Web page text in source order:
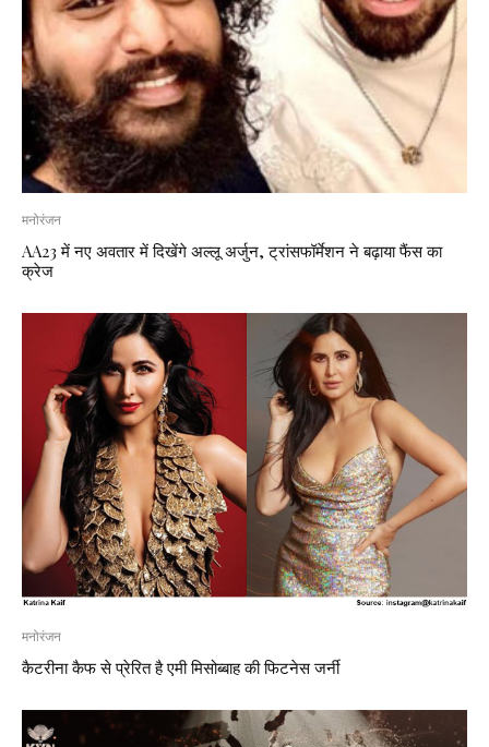
मनोरंजन
AA23 में नए अवतार में दिखेंगे अल्लू अर्जुन, ट्रांसफॉर्मेशन ने बढ़ाया फैंस का
क्रेज
मनोरंजन
कैटरीना कैफ से प्रेरित है एमी मिसोब्बाह की फिटनेस जर्नी